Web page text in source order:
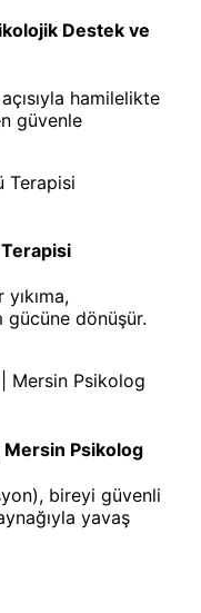
Destek ve
hamilelikte
güvenle
dönüşür.
Mersin Psikolog
bireyi güvenli
yavaş